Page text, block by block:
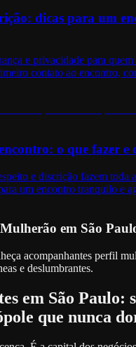
dicas para um
e privacidade para quem
contato ao encontro,
o que fazer e
e discrição fazem toda
um encontro tranquilo e
em São
acompanhantes perfil
e deslumbrantes.
em São Paulo:
que nunca